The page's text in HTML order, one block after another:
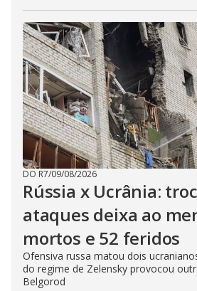
DO R7/09/08/2026
Rússia x Ucrânia:
ataques deixa ao
mortos e 52 feridos
Ofensiva russa matou dois
do regime de Zelensky provocou
Belgorod